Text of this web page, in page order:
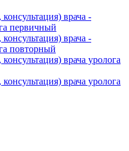
врача -
первичный
врача -
повторный
врача уролога
врача уролога